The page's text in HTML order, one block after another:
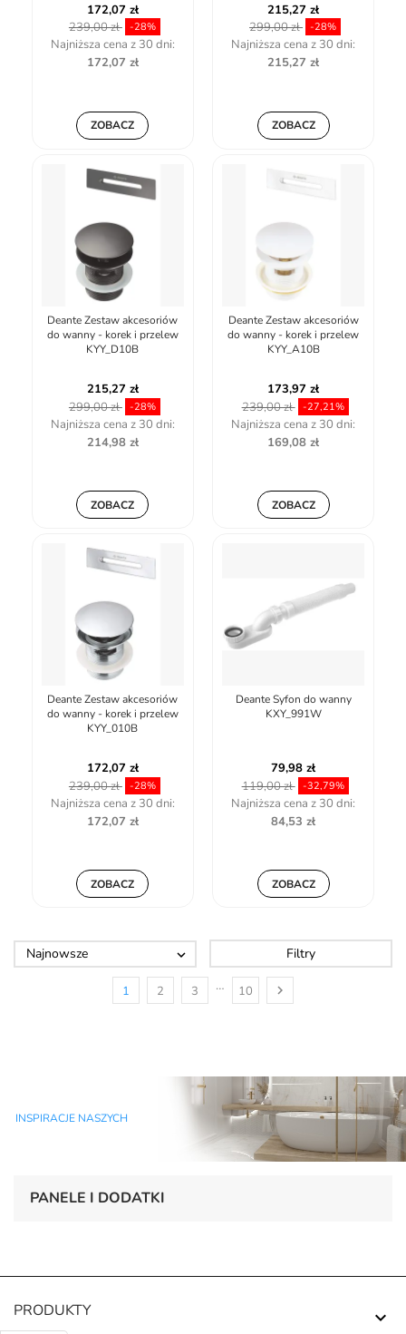
PANELE I DODATKI
172,07 zł
239,00 zł
-28%
Najniższa cena z 30 dni:
172,07 zł
ZOBACZ
215,27 zł
299,00 zł -28%
Najniższa cena z 30 dni:
215,27 zł
ZOBACZ
Deante Zestaw akcesoriów
do wanny - korek i przelew
KYY_D10B
215,27 zł
299,00 zł
-28%
Najniższa cena z 30 dni:
214,98 zł
ZOBACZ
Deante Zestaw akcesoriów
do wanny - korek i przelew
KYY_A10B
173,97 zł
239,00 zł
-27,21%
Najniższa cena z 30 dni:
169,08 zł
ZOBACZ
Deante Zestaw akcesoriów
do wanny - korek i przelew
KYY_010B
172,07 zł
239,00 zł
-28%
Najniższa cena z 30 dni:
172,07 zł
ZOBACZ
Deante Syfon do wanny
KXY_991W
79,98 zł
119,00 zł
-32,79%
Najniższa cena z 30 dni:
84,53 zł
ZOBACZ
Najnowsze  Filtry
1 2 3 … 10 
INSPIRACJE NASZYCH
PRODUKTY 